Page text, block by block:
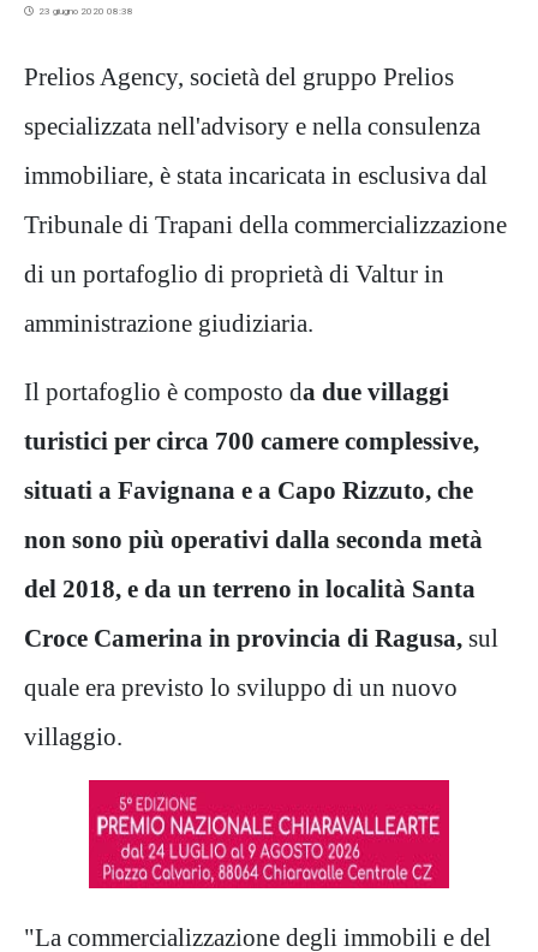
23 giugno 2020 08:38
Prelios Agency, società del gruppo Prelios
specializzata nell'advisory e nella consulenza
immobiliare, è stata incaricata in esclusiva dal
Tribunale di Trapani della commercializzazione
di un portafoglio di proprietà di Valtur in
amministrazione giudiziaria.
Il portafoglio è composto da due villaggi
turistici per circa 700 camere complessive,
situati a Favignana e a Capo Rizzuto, che
non sono più operativi dalla seconda metà
del 2018, e da un terreno in località Santa
Croce Camerina in provincia di Ragusa, sul
quale era previsto lo sviluppo di un nuovo
villaggio.
"La commercializzazione degli immobili e del